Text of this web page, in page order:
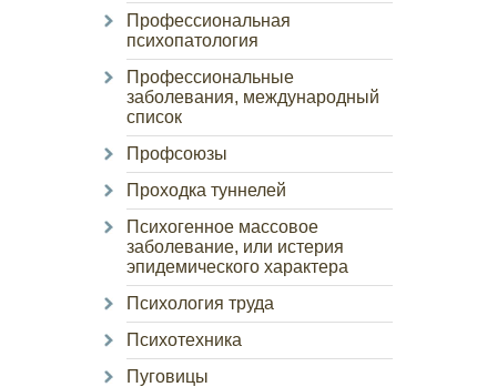
Профессиональная
психопатология
Профессиональные
заболевания, международный
список
Профсоюзы
Проходка туннелей
Психогенное массовое
заболевание, или истерия
эпидемического характера
Психология труда
Психотехника
Пуговицы